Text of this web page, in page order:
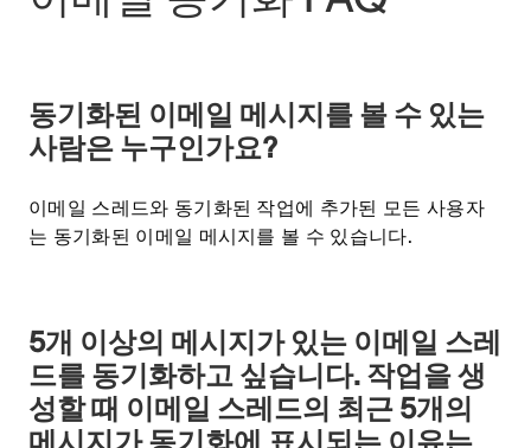
동기화된 이메일 메시지를 볼 수 있는
사람은 누구인가요?
이메일 스레드와 동기화된 작업에 추가된 모든 사용자
는 동기화된 이메일 메시지를 볼 수 있습니다.
5개 이상의 메시지가 있는 이메일 스레
드를 동기화하고 싶습니다. 작업을 생
성할 때 이메일 스레드의 최근 5개의
메시지가 동기화에 표시되는 이유는